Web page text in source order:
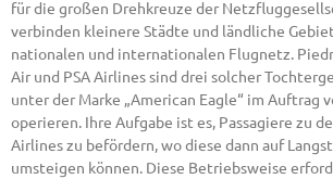
für die großen Drehkreuze der
verbinden kleinere Städte und ländliche
nationalen und internationalen Flugnetz.
Air und PSA Airlines sind drei solcher
unter der Marke „American Eagle“ im Auftrag
operieren. Ihre Aufgabe ist es, Passagiere zu
Airlines zu befördern, wo diese dann auf
umsteigen können. Diese Betriebsweise